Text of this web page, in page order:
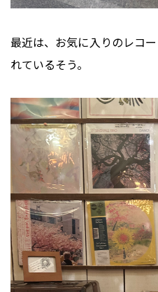
最近は、お気に入りのレコ
れているそう。